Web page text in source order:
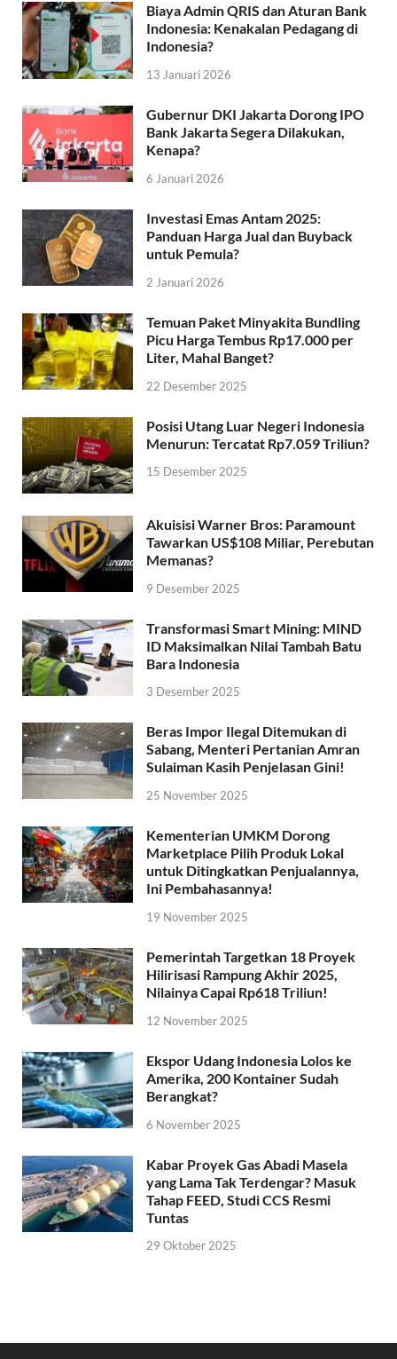
Biaya Admin QRIS dan Aturan Bank
Indonesia: Kenakalan Pedagang di
Indonesia?
13 Januari 2026
Gubernur DKI Jakarta Dorong IPO
Bank Jakarta Segera Dilakukan,
Kenapa?
6 Januari 2026
Investasi Emas Antam 2025:
Panduan Harga Jual dan Buyback
untuk Pemula?
2 Januari 2026
Temuan Paket Minyakita Bundling
Picu Harga Tembus Rp17.000 per
Liter, Mahal Banget?
22 Desember 2025
Posisi Utang Luar Negeri Indonesia
Menurun: Tercatat Rp7.059 Triliun?
15 Desember 2025
Akuisisi Warner Bros: Paramount
Tawarkan US$108 Miliar, Perebutan
Memanas?
9 Desember 2025
Transformasi Smart Mining: MIND
ID Maksimalkan Nilai Tambah Batu
Bara Indonesia
3 Desember 2025
Beras Impor Ilegal Ditemukan di
Sabang, Menteri Pertanian Amran
Sulaiman Kasih Penjelasan Gini!
25 November 2025
Kementerian UMKM Dorong
Marketplace Pilih Produk Lokal
untuk Ditingkatkan Penjualannya,
Ini Pembahasannya!
19 November 2025
Pemerintah Targetkan 18 Proyek
Hilirisasi Rampung Akhir 2025,
Nilainya Capai Rp618 Triliun!
12 November 2025
Ekspor Udang Indonesia Lolos ke
Amerika, 200 Kontainer Sudah
Berangkat?
6 November 2025
Kabar Proyek Gas Abadi Masela
yang Lama Tak Terdengar? Masuk
Tahap FEED, Studi CCS Resmi
Tuntas
29 Oktober 2025